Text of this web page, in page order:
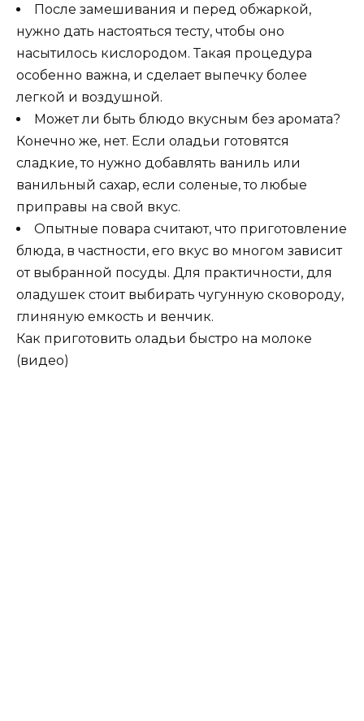
После замешивания и перед обжаркой,
нужно дать настояться тесту, чтобы оно
насытилось кислородом. Такая процедура
особенно важна, и сделает выпечку более
легкой и воздушной.
Может ли быть блюдо вкусным без аромата?
Конечно же, нет. Если оладьи готовятся
сладкие, то нужно добавлять ваниль или
ванильный сахар, если соленые, то любые
приправы на свой вкус.
Опытные повара считают, что приготовление
блюда, в частности, его вкус во многом зависит
от выбранной посуды. Для практичности, для
оладушек стоит выбирать чугунную сковороду,
глиняную емкость и венчик.
Как приготовить оладьи быстро на молоке
(видео)